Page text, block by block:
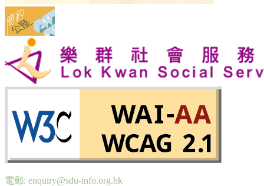
電郵: enquiry@sdu-info.org.hk